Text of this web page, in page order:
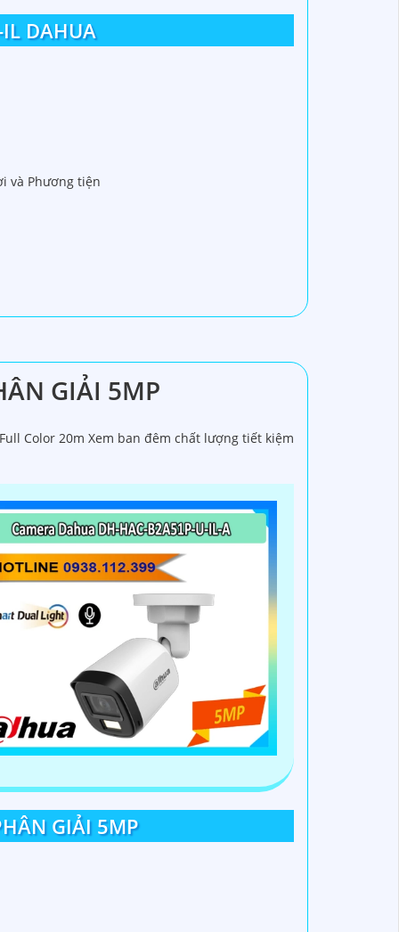
DAHUA
và Phương tiện
GIẢI 5MP
Color 20m Xem ban đêm chất lượng tiết kiệm
GIẢI 5MP